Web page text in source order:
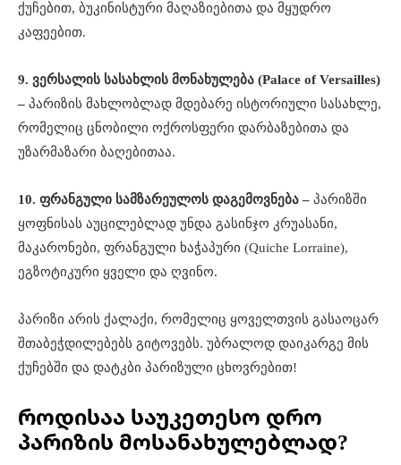
ქუჩებით, ბუკინისტური მაღაზიებითა და მყუდრო
კაფეებით.
9. ვერსალის სასახლის მონახულება (Palace of Versailles)
– პარიზის მახლობლად მდებარე ისტორიული სასახლე,
რომელიც ცნობილი ოქროსფერი დარბაზებითა და
უზარმაზარი ბაღებითაა.
10. ფრანგული სამზარეულოს დაგემოვნება – პარიზში
ყოფნისას აუცილებლად უნდა გასინჯო კრუასანი,
მაკარონები, ფრანგული ხაჭაპური (Quiche Lorraine),
ეგზოტიკური ყველი და ღვინო.
პარიზი არის ქალაქი, რომელიც ყოველთვის გასაოცარ
შთაბეჭდილებებს გიტოვებს. უბრალოდ დაიკარგე მის
ქუჩებში და დატკბი პარიზული ცხოვრებით!
როდისაა საუკეთესო დრო
პარიზის მოსანახულებლად?